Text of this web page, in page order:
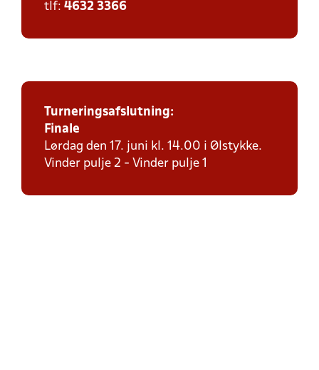
tlf: 4632 3366
Turneringsafslutning:
Finale
Lørdag den 17. juni kl. 14.00 i Ølstykke.
Vinder pulje 2 - Vinder pulje 1